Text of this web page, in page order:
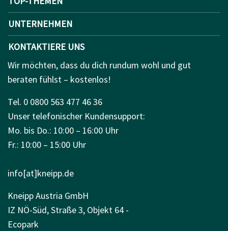
UNTERNEHMEN
KONTAKTIERE UNS
Wir möchten, dass du dich rundum wohl und gut
beraten fühlst – kostenlos!
Tel. 0 0800 563 477 46 36
Unser telefonischer Kundensupport:
Mo. bis Do.: 10:00 – 16:00 Uhr
Fr.: 10:00 – 15:00 Uhr
info[at]kneipp.de
Kneipp Austria GmbH
IZ NÖ-Süd, Straße 3, Objekt 64 -
Ecopark